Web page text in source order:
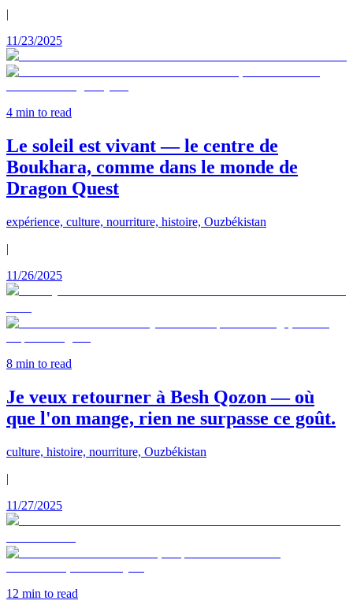
|
11/23/2025
4 min to read
Le soleil est vivant — le centre de
Boukhara, comme dans le monde de
Dragon Quest
expérience, culture, nourriture, histoire, Ouzbékistan
|
11/26/2025
8 min to read
Je veux retourner à Besh Qozon — où
que l'on mange, rien ne surpasse ce goût.
culture, histoire, nourriture, Ouzbékistan
|
11/27/2025
12 min to read